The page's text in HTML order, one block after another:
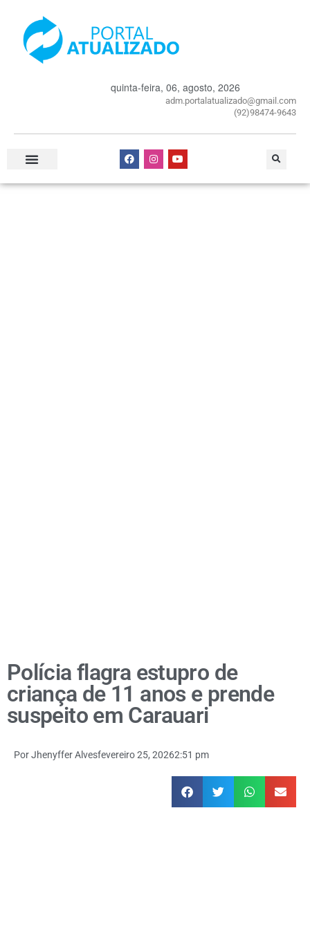
quinta-feira, 06, agosto, 2026
adm.portalatualizado@gmail.com
(92)98474-9643
Polícia flagra estupro de
criança de 11 anos e prende
suspeito em Carauari
PorJhenyffer Alvesfevereiro 25, 20262:51 pm